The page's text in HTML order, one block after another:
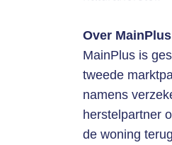
Over MainPlus
MainPlus is
tweede
namens
herstelpartner
de woning